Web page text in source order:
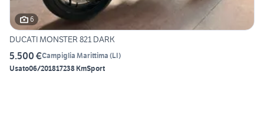
6
DUCATI MONSTER 821 DARK
5.500 €Campiglia Marittima (LI)
Usato06/201817238 KmSport